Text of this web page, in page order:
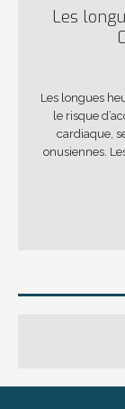
Les
Les longues
le risque
cardiaque,
onusiennes.